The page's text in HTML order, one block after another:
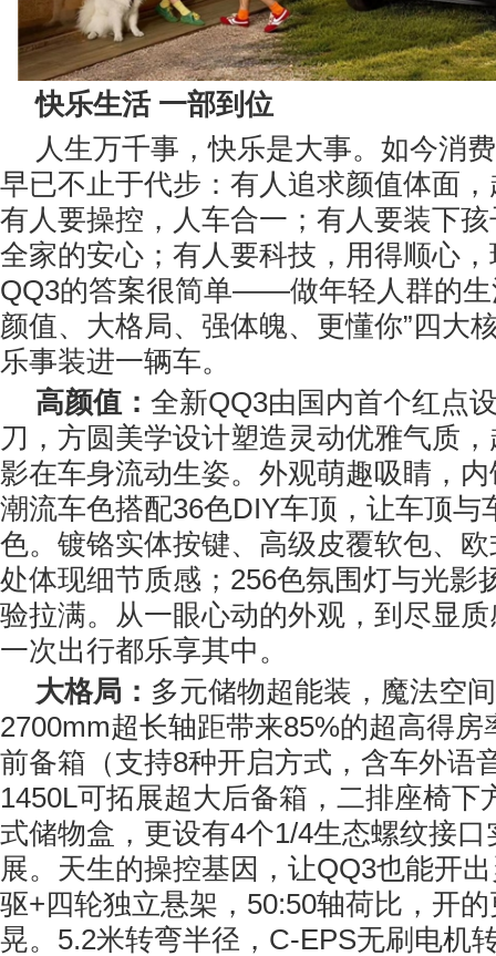
快乐生活 一部到位
人生万千事，快乐是大事。如今消
早已不止于代步：有人追求颜值体面
有人要操控，人车合一；有人要装下
全家的安心；有人要科技，用得顺心
QQ3的答案很简单——做年轻人群的生
颜值、大格局、强体魄、更懂你”四大
乐事装进一辆车。
高颜值： 全新QQ3由国内首个红点
刀，方圆美学设计塑造灵动优雅气质
影在车身流动生姿。外观萌趣吸睛，
潮流车色搭配36色DIY车顶，让车顶与
色。镀铬实体按键、高级皮覆软包、
处体现细节质感；256色氛围灯与光影
验拉满。从一眼心动的外观，到尽显
一次出行都乐享其中。
大格局： 多元储物超能装，魔法空
2700mm超长轴距带来85%的超高得房
前备箱（支持8种开启方式，含车外语
1450L可拓展超大后备箱，二排座椅下
式储物盒，更设有4个1/4生态螺纹接
展。天生的操控基因，让QQ3也能开
驱+四轮独立悬架，50:50轴荷比，开
晃。5.2米转弯半径，C-EPS无刷电机